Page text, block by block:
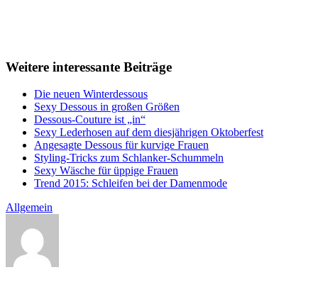
Weitere interessante Beiträge
Die neuen Winterdessous
Sexy Dessous in großen Größen
Dessous-Couture ist „in“
Sexy Lederhosen auf dem diesjährigen Oktoberfest
Angesagte Dessous für kurvige Frauen
Styling-Tricks zum Schlanker-Schummeln
Sexy Wäsche für üppige Frauen
Trend 2015: Schleifen bei der Damenmode
Allgemein